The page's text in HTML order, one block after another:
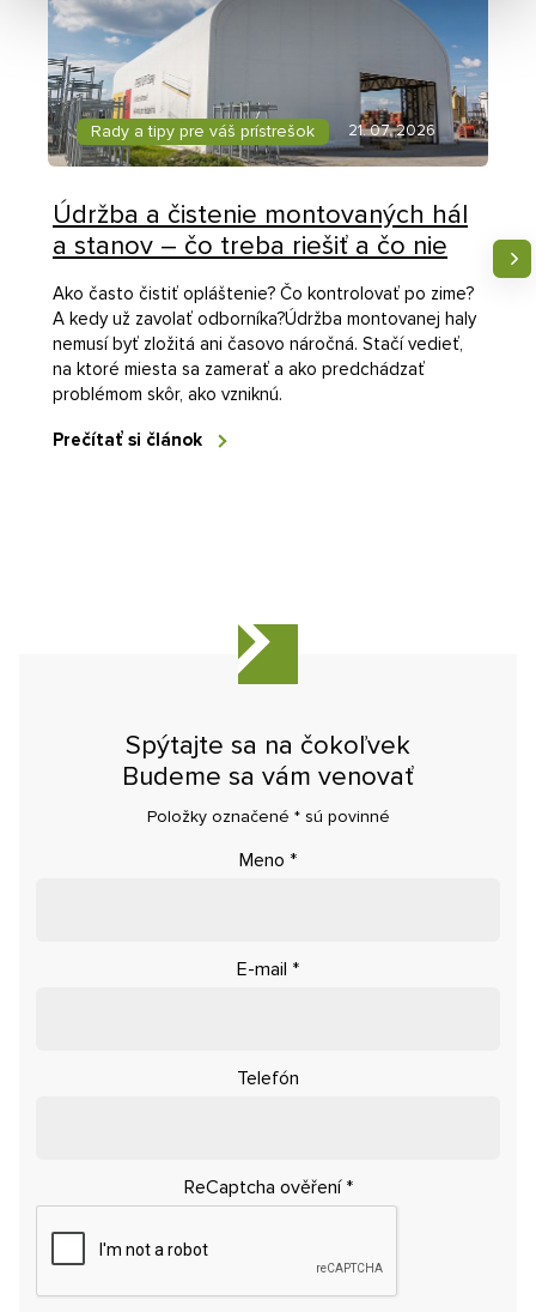
Rady a tipy pre váš prístrešok 21. 07. 2026
Údržba a čistenie montovaných hál
a stanov – čo treba riešiť a čo nie
Ako často čistiť opláštenie? Čo kontrolovať po zime?
A kedy už zavolať odborníka?Údržba montovanej haly
nemusí byť zložitá ani časovo náročná. Stačí vedieť,
na ktoré miesta sa zamerať a ako predchádzať
problémom skôr, ako vzniknú.
Prečítať si článok
Spýtajte sa na čokoľvek
Budeme sa vám venovať
Položky označené *sú povinné
Meno *
E-mail *
Telefón
ReCaptcha ověření *